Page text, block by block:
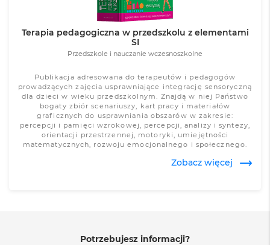
Terapia pedagogiczna w przedszkolu z elementami
SI
Przedszkole i nauczanie wczesnoszkolne
Publikacja adresowana do terapeutów i pedagogów
prowadzących zajęcia usprawniające integrację sensoryczną
dla dzieci w wieku przedszkolnym. Znajdą w niej Państwo
bogaty zbiór scenariuszy, kart pracy i materiałów
graficznych do usprawniania obszarów w zakresie:
percepcji i pamięci wzrokowej, percepcji, analizy i syntezy,
orientacji przestrzennej, motoryki, umiejętności
matematycznych, rozwoju emocjonalnego i społecznego.
zajęcia usprawniające integrację sensoryczną dla dzieci w
Zobacz więcej
Potrzebujesz informacji?